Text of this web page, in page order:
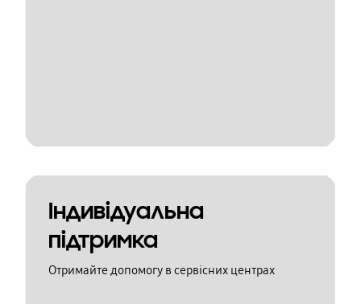
Індивідуальна
підтримка
Отримайте допомогу в сервісних центрах